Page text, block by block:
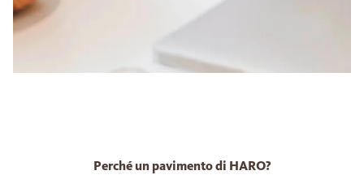
Perché un pavimento di HARO?